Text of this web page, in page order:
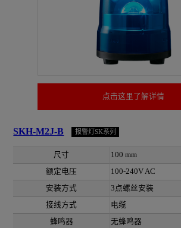
点击这里了解详情
SKH-M2J-B 报警灯SK系列
尺寸
100 mm
额定电压
100-240V AC
安装方式
3点螺丝安装
接线方式
电缆
蜂鸣器
无蜂鸣器